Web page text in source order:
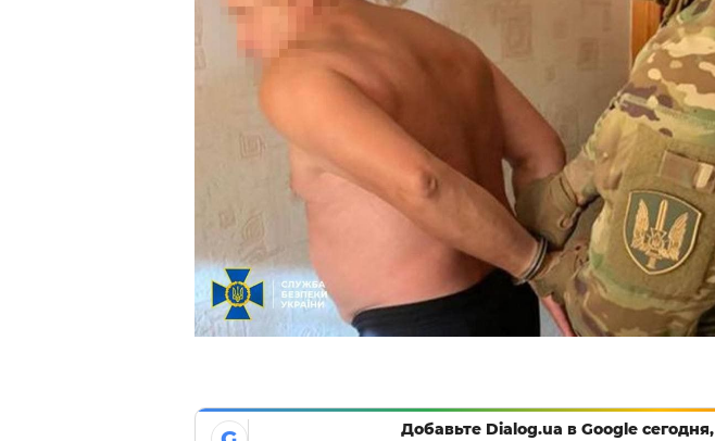
Добавьте Dialog.ua в Google сегодня,